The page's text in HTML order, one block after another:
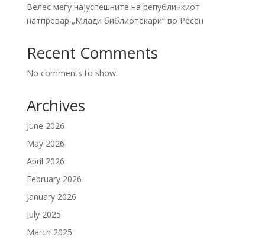
Велес меѓу најуспешните на републичкиот
натпревар „Млади библиотекари“ во Ресен
Recent Comments
No comments to show.
Archives
June 2026
May 2026
April 2026
February 2026
January 2026
July 2025
March 2025